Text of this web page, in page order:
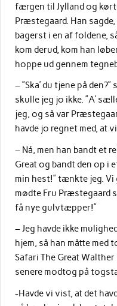
færgen til Jylland og
Præstegaard. Han
bagerst i en af foldene,
kom derud, kom han
hoppe ud gennem
– ”Ska’ du tjene på
skulle jeg jo ikke. ”A’
jeg, og så var
havde jo regnet med, at
– Nå, men han bandt et
Great og bandt den op i
min hest!” tænkte jeg.
mødte Fru Præstegaard
få nye gulvtæpper!”
– Jeg havde ikke
hjem, så han måtte
Safari The Great
senere modtog på
-Havde vi vist, at det